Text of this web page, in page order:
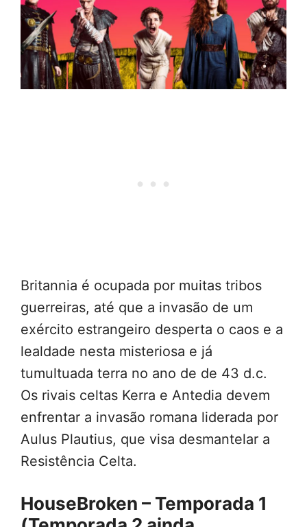
Britannia é ocupada por muitas tribos
guerreiras, até que a invasão de um
exército estrangeiro desperta o caos e a
lealdade nesta misteriosa e já
tumultuada terra no ano de de 43 d.c.
Os rivais celtas Kerra e Antedia devem
enfrentar a invasão romana liderada por
Aulus Plautius, que visa desmantelar a
Resistência Celta.
HouseBroken – Temporada 1